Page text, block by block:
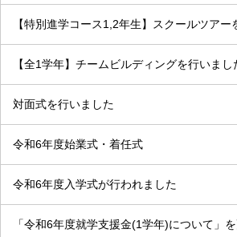
【特別進学コース1,2年生】スクールツアー
【全1学年】チームビルディングを行いまし
対面式を行いました
令和6年度始業式・着任式
令和6年度入学式が行われました
「令和6年度就学支援金(1学年)について」